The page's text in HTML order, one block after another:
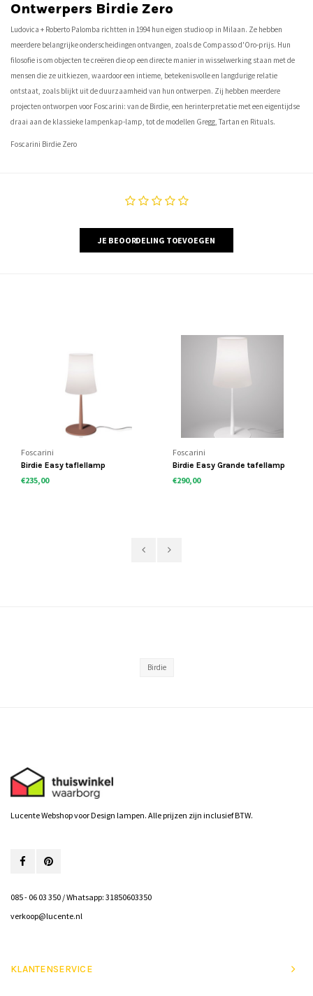
Ontwerpers Birdie Zero
Ludovica + Roberto Palomba richtten in 1994 hun eigen studio op in Milaan. Ze hebben
meerdere belangrijke onderscheidingen ontvangen, zoals de Compasso d'Oro-prijs. Hun
filosofie is om objecten te creëren die op een directe manier in wisselwerking staan ​​met de
mensen die ze uitkiezen, waardoor een intieme, betekenisvolle en langdurige relatie
ontstaat, zoals blijkt uit de duurzaamheid van hun ontwerpen. Zij hebben meerdere
projecten ontworpen voor Foscarini: van de Birdie, een herinterpretatie met een eigentijdse
draai aan de klassieke lampenkap-lamp, tot de modellen Gregg, Tartan en Rituals.
Foscarini Birdie Zero
JE BEOORDELING TOEVOEGEN
Foscarini
Birdie Easy taflellamp
€235,00
Foscarini
Birdie Easy Grande tafellamp
€290,00
Birdie
Lucente Webshop voor Design lampen. Alle prijzen zijn inclusief BTW.
085 - 06 03 350 / Whatsapp: 31850603350
verkoop@lucente.nl
KLANTENSERVICE